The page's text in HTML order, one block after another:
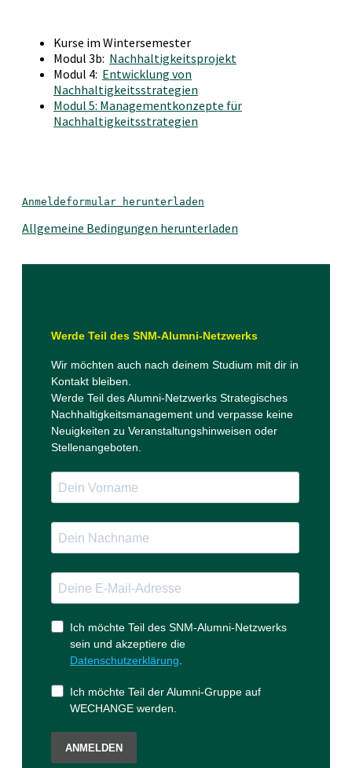
Kurse im Wintersemester
Modul 3b: Nachhaltigkeitsprojekt
Modul 4: Entwicklung von
Nachhaltigkeitsstrategien
Modul 5: Managementkonzepte für
Nachhaltigkeitsstrategien
Anmeldeformular herunterladen
Allgemeine Bedingungen herunterladen